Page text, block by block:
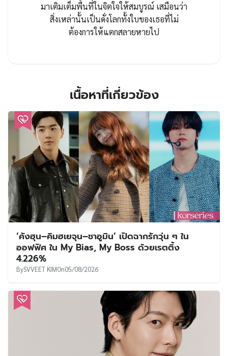
มาเติมเต็มพื้นที่ในจิตใจให้สมบูรณ์ เสมือนว่า
สิ่งเหล่านั้นเป็นดั่งโลกทั้งใบของเธอที่ไม่
ต้องการให้แตกสลายหายไป
เนื้อหาที่เกี่ยวข้อง
‘คังฮุน–คิมฮเยจุน–ชาอูมิน’ เปิดฉากรักวุ่น ๆ ใน
ออฟฟิศ ใน My Bias, My Boss ด้วยเรตติ้ง
4.226%
BySVVEET KIMOn05/08/2026